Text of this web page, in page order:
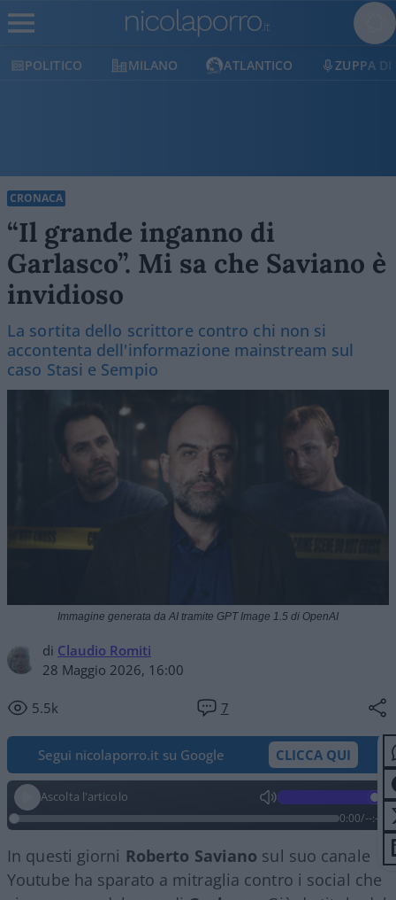
POLITICO MILANO ATLANTICO ZUPPA DI
CRONACA
“Il grande inganno di
Garlasco”. Mi sa che Saviano è
invidioso
La sortita dello scrittore contro chi non si
accontenta dell'informazione mainstream sul
caso Stasi e Sempio
di Claudio Romiti
28 Maggio 2026, 16:00
5.5k 7
Immagine generata da AI tramite GPT Image 1.5 di OpenAI
Segui nicolaporro.it su Google CLICCA QUI
Ascolta l'articolo
0:00/--:--
In questi giorni Roberto Saviano sul suo canale
Youtube ha sparato a mitraglia contro i social che